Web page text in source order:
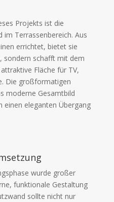
Projekts ist die
im Terrassenbereich. Aus
errichtet, bietet sie
sondern schafft mit dem
Fläche für TV,
Die großformatigen
moderne Gesamtbild
einen eleganten Übergang
wurde großer
funktionale Gestaltung
sollte nicht nur